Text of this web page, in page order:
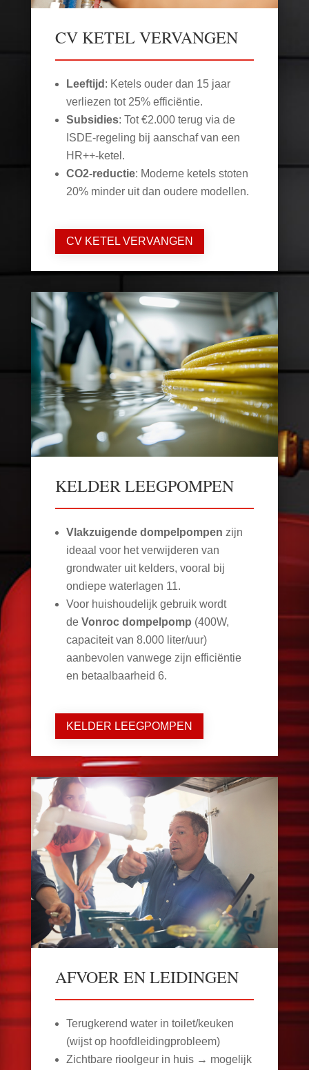
CV KETEL VERVANGEN
Leeftijd : Ketels ouder dan 15 jaar
verliezen tot 25% efficiëntie.
Subsidies: Tot €2.000 terug via de
ISDE-regeling bij aanschaf van een
HR++-ketel.
CO2-reductie: Moderne ketels stoten
20% minder uit dan oudere modellen.
CV KETEL VERVANGEN
KELDER LEEGPOMPEN
Vlakzuigende dompelpompen zijn
ideaal voor het verwijderen van
grondwater uit kelders, vooral bij
ondiepe waterlagen 11.
Voor huishoudelijk gebruik wordt
de Vonroc dompelpomp (400W,
capaciteit van 8.000 liter/uur)
aanbevolen vanwege zijn efficiëntie
en betaalbaarheid 6.
KELDER LEEGPOMPEN
AFVOER EN LEIDINGEN
Terugkerend water in toilet/keuken
(wijst op hoofdleidingprobleem)
Zichtbare rioolgeur in huis → mogelijk